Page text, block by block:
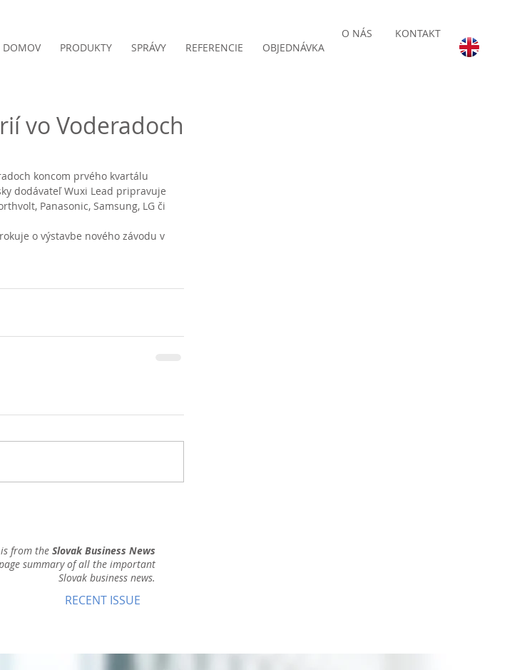
KONTAKT
O NÁS
DOMOV PRODUKTY SPRÁVY REFERENCIE OBJEDNÁVKA
vo Voderadoch
koncom prvého kvartálu
dodávateľ Wuxi Lead pripravuje
Panasonic, Samsung, LG či
from the Slovak Business News
summary of all the important
Slovak business news.
RECENT ISSUE